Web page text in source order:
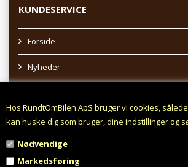
Hos RundtOmBilen ApS bruger vi cookies,
kan huske dig som bruger, dine indstillinger og
Nødvendige
Markedsføring
KUNDESERVICE
Forside
Nyheder
Afhentning af varer
Profil